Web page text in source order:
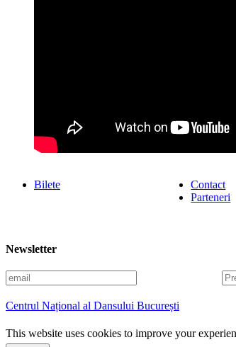
Bilete
Contact
Parteneri
Newsletter
E
m
a
i
l
P
r
u
m
Centrul Național al Dansului București
This website uses cookies to improve your